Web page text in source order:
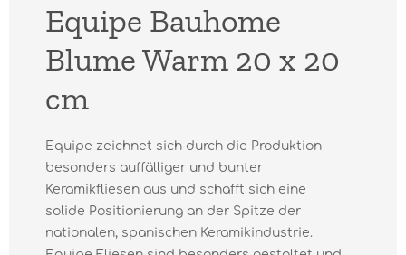
Equipe Bauhome
Blume Warm 20 x 20
cm
Equipe zeichnet sich durch die Produktion
besonders auffälliger und bunter
Keramikfliesen aus und schafft sich eine
solide Positionierung an der Spitze der
nationalen, spanischen Keramikindustrie.